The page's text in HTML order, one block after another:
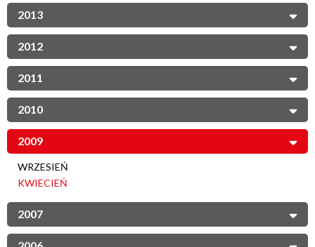
2013
2012
2011
2010
2009
WRZESIEŃ
KWIECIEŃ
2007